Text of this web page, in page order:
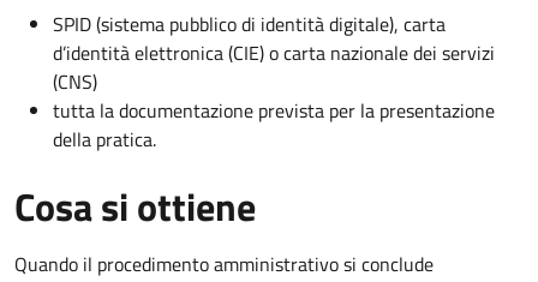
SPID (sistema pubblico di identità digitale), carta
d’identità elettronica (CIE) o carta nazionale dei servizi
(CNS)
tutta la documentazione prevista per la presentazione
della pratica.
Cosa si ottiene
Quando il procedimento amministrativo si conclude